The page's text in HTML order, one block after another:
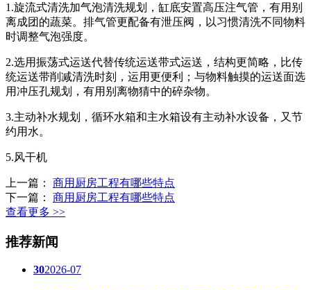
1.旋流式清洗加气泡清洗规划，缸底安置高压注气管，有用别
离成团的蔬菜。排气管更配备有泄压阀，以习惯清洗不同物料
时调整气泡强度。
2.选用振荡式运送代替传统运送带式运送，结构更简略，比传
统运送带削减清洗时刻，运用更便利；与物料触摸的运送面选
用冲压孔规划，有用别离物猜中的碎杂物。
3.主动补水规划，循环水箱和主水箱设有主动补水设备，又节
约用水。
5.风干机
上一篇： 商用厨房工程有哪些特点
下一篇： 商用厨房工程有哪些特点
查看更多 >>
推荐新闻
302026-07